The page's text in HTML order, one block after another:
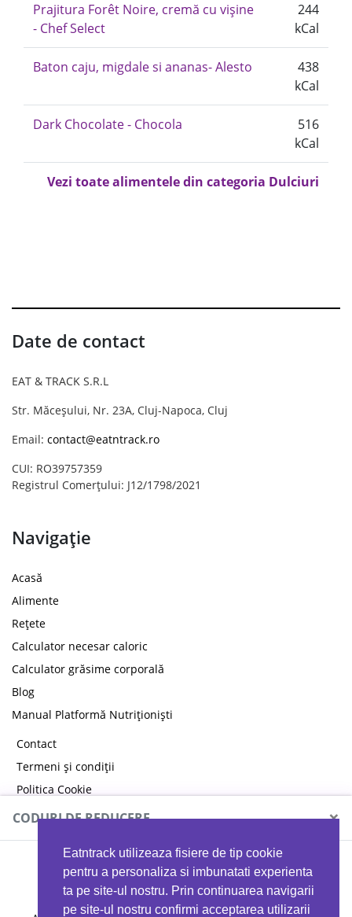
Eatntrack utilizeaza fisiere de tip cookie
pentru a personaliza si imbunatati experienta
ta pe site-ul nostru. Prin continuarea navigarii
pe site-ul nostru confirmi acceptarea utilizarii
Prajitura Forêt Noire, cremă cu vișine
- Chef Select
244
kCal
Baton caju, migdale si ananas- Alesto
438
kCal
Dark Chocolate - Chocola
516
kCal
Vezi toate alimentele din categoria Dulciuri
Date de contact
EAT & TRACK S.R.L
Str. Măceșului, Nr. 23A, Cluj-Napoca, Cluj
Email: contact@eatntrack.ro
CUI: RO39757359
Registrul Comerțului: J12/1798/2021
Navigație
Acasă
Alimente
Rețete
Calculator necesar caloric
Calculator grăsime corporală
Blog
Manual Platformă Nutriționiști
Contact
Termeni și condiții
Politica Cookie
Politica de confidențialitate
CODURI DE REDUCERE ×
MYPROTEIN